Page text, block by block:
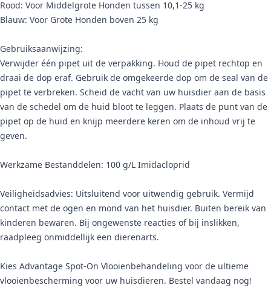
Rood: Voor Middelgrote Honden tussen 10,1-25 kg
Blauw: Voor Grote Honden boven 25 kg
Gebruiksaanwijzing:
Verwijder één pipet uit de verpakking. Houd de pipet rechtop en
draai de dop eraf. Gebruik de omgekeerde dop om de seal van de
pipet te verbreken. Scheid de vacht van uw huisdier aan de basis
van de schedel om de huid bloot te leggen. Plaats de punt van de
pipet op de huid en knijp meerdere keren om de inhoud vrij te
geven.
Werkzame Bestanddelen: 100 g/L Imidacloprid
Veiligheidsadvies: Uitsluitend voor uitwendig gebruik. Vermijd
contact met de ogen en mond van het huisdier. Buiten bereik van
kinderen bewaren. Bij ongewenste reacties of bij inslikken,
raadpleeg onmiddellijk een dierenarts.
Kies Advantage Spot-On Vlooienbehandeling voor de ultieme
vlooienbescherming voor uw huisdieren. Bestel vandaag nog!